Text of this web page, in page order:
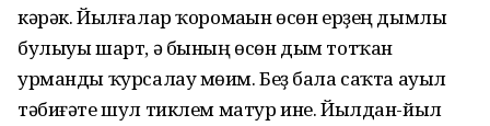
кәрәк. Йылғалар ҡоромаһын өсөн ерҙең дымлы
булыуы шарт, ә бының өсөн дым тотҡан
урманды ҡурсалау мөһим. Беҙ бала саҡта ауыл
тәбиғәте шул тиклем матур ине. Йылдан-йыл